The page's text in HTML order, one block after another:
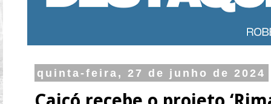
quinta-feira, 27 de junho de 2024